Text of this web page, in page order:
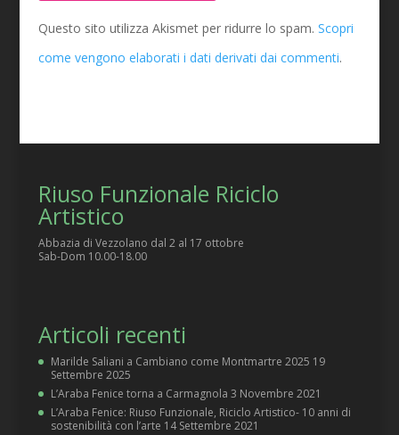
Questo sito utilizza Akismet per ridurre lo spam. Scopri
come vengono elaborati i dati derivati dai commenti.
Riuso Funzionale Riciclo
Artistico
Abbazia di Vezzolano dal 2 al 17 ottobre
Sab-Dom 10.00-18.00
Articoli recenti
Marilde Saliani a Cambiano come Montmartre 2025 19
Settembre 2025
L’Araba Fenice torna a Carmagnola 3 Novembre 2021
L’Araba Fenice: Riuso Funzionale, Riciclo Artistico- 10 anni di
sostenibilità con l’arte 14 Settembre 2021